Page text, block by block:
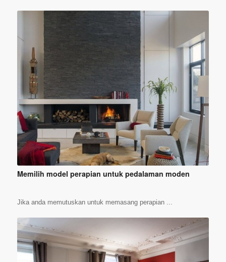
Memilih model perapian untuk pedalaman moden
Jika anda memutuskan untuk memasang perapian ...